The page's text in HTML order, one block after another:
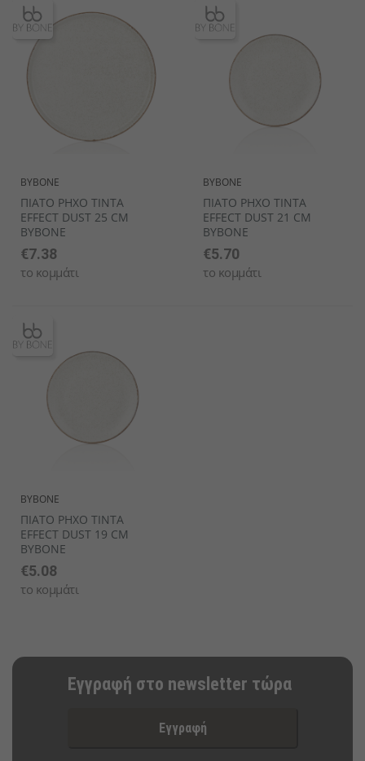
BYBONE
ΠΙΑΤΟ ΡΗΧΟ TINTA
EFFECT DUST 25 CM
BYBONE
€7.38
το κομμάτι
BYBONE
ΠΙΑΤΟ ΡΗΧΟ TINTA
EFFECT DUST 21 CM
BYBONE
€5.70
το κομμάτι
BYBONE
ΠΙΑΤΟ ΡΗΧΟ TINTA
EFFECT DUST 19 CM
BYBONE
€5.08
το κομμάτι
Εγγραφή στο newsletter τώρα
Εγγραφή